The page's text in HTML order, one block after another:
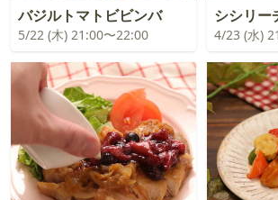
バジルトマトビビンバ
5/22 (木) 21:00〜22:00
シシリー
4/23 (水)